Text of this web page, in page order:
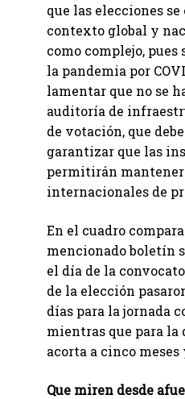
que las elecciones
contexto global y
como complejo, pues
la pandemia por
lamentar que no se
auditoría de
de votación, que
garantizar que las
permitirán
internacionales de
En el cuadro
mencionado boletín
el día de la
de la elección
días para la jornada
mientras que para la
acorta a cinco
Que miren desde